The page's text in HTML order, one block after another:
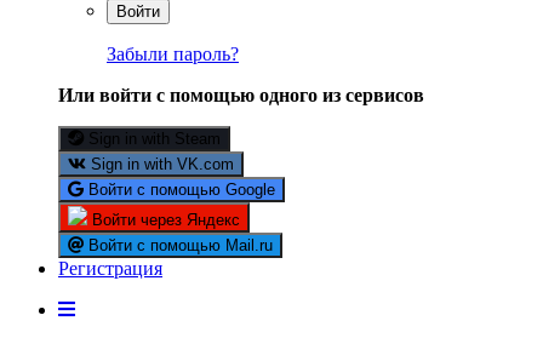
Войти
Забыли пароль?
Или войти с помощью одного из сервисов
Sign in with Steam
Sign in with VK.com
Войти с помощью Google
Войти через Яндекс
Войти с помощью Mail.ru
Регистрация